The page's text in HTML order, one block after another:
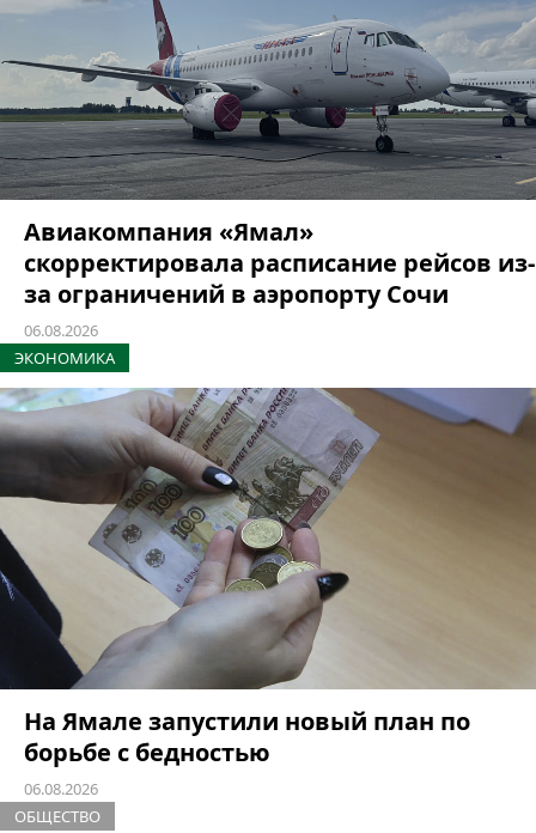
Авиакомпания «Ямал»
скорректировала расписание рейсов из-
за ограничений в аэропорту Сочи
06.08.2026
ЭКОНОМИКА
На Ямале запустили новый план по
борьбе с бедностью
06.08.2026
ОБЩЕСТВО